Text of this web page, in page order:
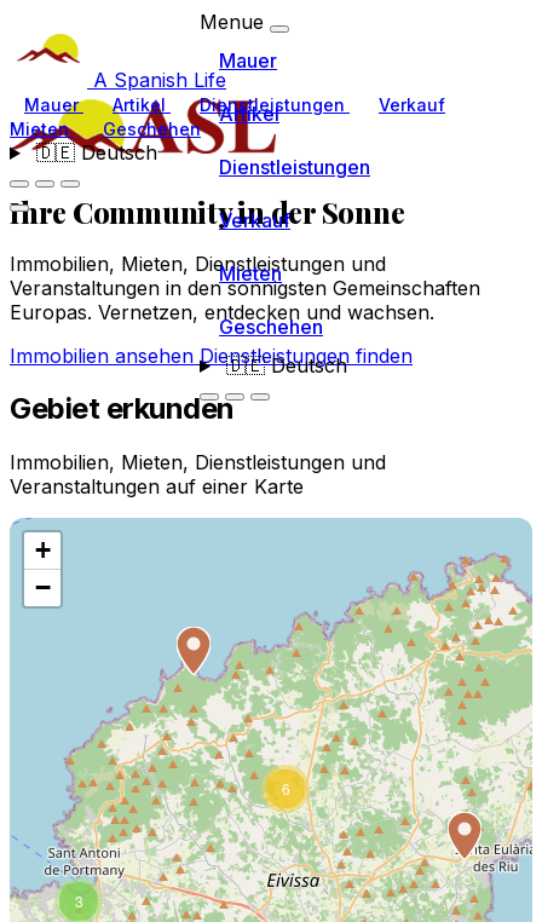
A Spanish Life
Mauer Artikel Dienstleistungen
Verkauf
Mieten
Geschehen
🇩🇪Deutsch
Menue
Mauer
Artikel
Dienstleistungen
Verkauf
Mieten
Geschehen
🇩🇪Deutsch
Ihre Communityin der Sonne
Immobilien, Mieten, Dienstleistungen und
Veranstaltungen in den sonnigsten Gemeinschaften
Europas. Vernetzen, entdecken und wachsen.
Immobilien ansehen Dienstleistungen finden
Gebiet erkunden
Immobilien, Mieten, Dienstleistungen und
Veranstaltungen auf einer Karte
3
6
+
−